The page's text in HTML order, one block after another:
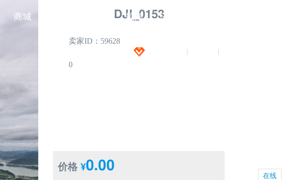
商城 招商 下载
DJI_0153
卖家ID：59628
0
价格 ¥0.00
在线